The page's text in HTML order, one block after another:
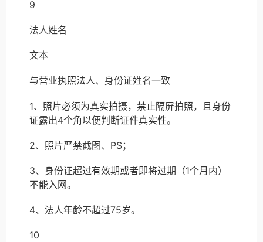
9
法人姓名
文本
与营业执照法人、身份证姓名一致
1、照片必须为真实拍摄，禁止隔屏拍照，且身份
证露出4个角以便判断证件真实性。
2、照片严禁截图、PS；
3、身份证超过有效期或者即将过期（1个月内）
不能入网。
4、法人年龄不超过75岁。
10